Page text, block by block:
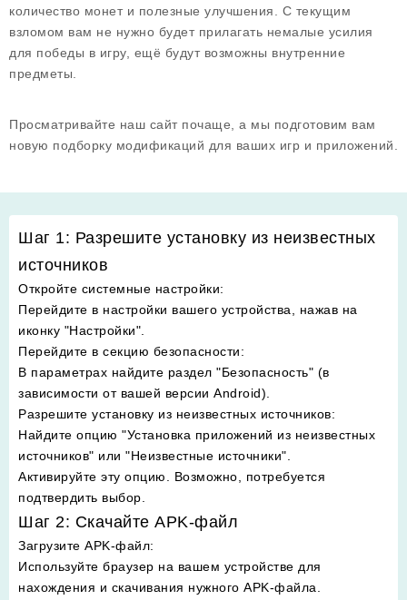
количество монет и полезные улучшения. С текущим
взломом вам не нужно будет прилагать немалые усилия
для победы в игру, ещё будут возможны внутренние
предметы.
Просматривайте наш сайт почаще, а мы подготовим вам
новую подборку модификаций для ваших игр и приложений.
Шаг 1: Разрешите установку из неизвестных
источников
Откройте системные настройки:
Перейдите в настройки вашего устройства, нажав на
иконку "Настройки".
Перейдите в секцию безопасности:
В параметрах найдите раздел "Безопасность" (в
зависимости от вашей версии Android).
Разрешите установку из неизвестных источников:
Найдите опцию "Установка приложений из неизвестных
источников" или "Неизвестные источники".
Активируйте эту опцию. Возможно, потребуется
подтвердить выбор.
Шаг 2: Скачайте APK-файл
Загрузите APK-файл:
Используйте браузер на вашем устройстве для
нахождения и скачивания нужного APK-файла.